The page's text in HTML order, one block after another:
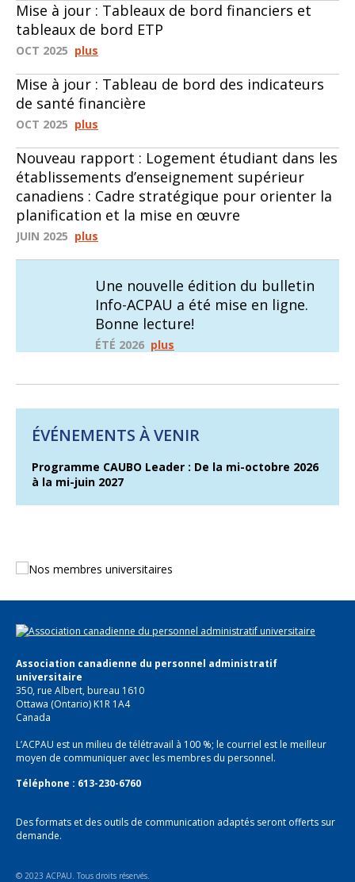
Mise à jour : Tableaux de bord financiers et
tableaux de bord ETP
OCT 2025 plus
Mise à jour : Tableau de bord des indicateurs
de santé financière
OCT 2025 plus
Nouveau rapport : Logement étudiant dans les
établissements d’enseignement supérieur
canadiens : Cadre stratégique pour orienter la
planification et la mise en œuvre
JUIN 2025 plus
Une nouvelle édition du bulletin
Info-ACPAU a été mise en ligne.
Bonne lecture!
ÉTÉ 2026 plus
ÉVÉNEMENTS À VENIR
Programme CAUBO Leader : De la mi-octobre 2026
à la mi-juin 2027
Association canadienne du personnel administratif
universitaire
350, rue Albert, bureau 1610
Ottawa (Ontario) K1R 1A4
Canada
L’ACPAU est un milieu de télétravail à 100 %; le courriel est le meilleur
moyen de communiquer avec les membres du personnel.
Téléphone : 613-230-6760
Des formats et des outils de communication adaptés seront offerts sur
demande.
© 2023 ACPAU. Tous droits réservés.